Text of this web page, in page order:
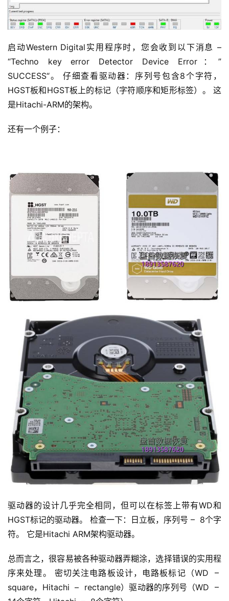
启动Western Digital实用程序时，您会收到以下消息 –
“Techno key error Detector Device Error：”
SUCCESS“。 仔细查看驱动器：序列号包含8个字符，
HGST板和HGST板上的标记（字符顺序和矩形标签）。 这
是Hitachi-ARM的架构。
还有一个例子：
驱动器的设计几乎完全相同，但可以在标签上带有WD和
HGST标记的驱动器。 检查一下：日立板，序列号 – 8个字
符。 它是Hitachi ARM架构驱动器。
总而言之，很容易被各种驱动器弄糊涂，选择错误的实用程
序来处理。 密切关注电路板设计，电路板标记（WD –
square，Hitachi – rectangle）驱动器的序列号（WD –